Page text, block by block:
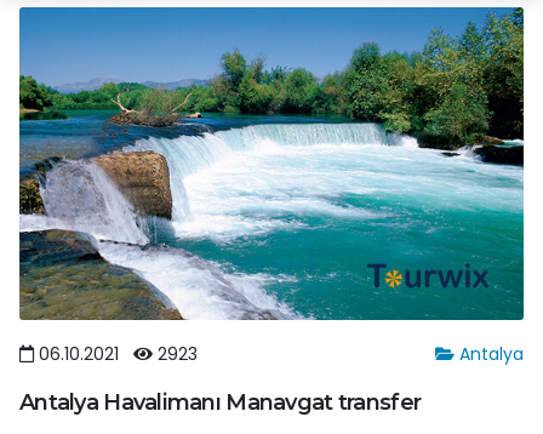
Antalya
06.10.2021 2923
Antalya Havalimanı Manavgat transfer